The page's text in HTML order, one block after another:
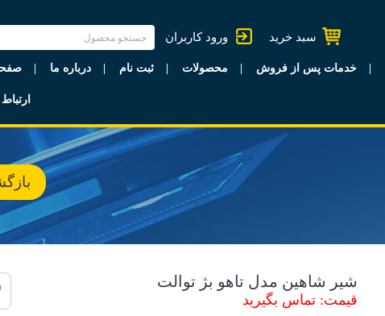
ورود کاربران سبد خرید
درباره ما ثبت نام محصولات خدمات پس از فروش
شیر شاهین مدل تاهو بژ توالت
قیمت: تماس بگیرید